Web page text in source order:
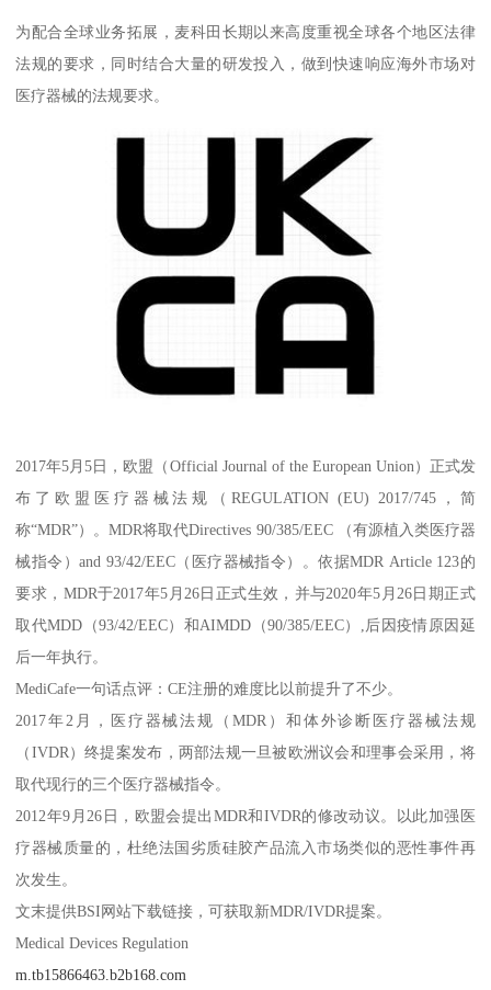
为配合全球业务拓展，麦科田长期以来高度重视全球各个地区法律
法规的要求，同时结合大量的研发投入，做到快速响应海外市场对
医疗器械的法规要求。
2017年5月5日，欧盟（Official Journal of the European Union）正式发
布了欧盟医疗器械法规（REGULATION (EU) 2017/745，简
称“MDR”）。MDR将取代Directives 90/385/EEC （有源植入类医疗器
械指令）and 93/42/EEC（医疗器械指令）。依据MDR Article 123的
要求，MDR于2017年5月26日正式生效，并与2020年5月26日期正式
取代MDD（93/42/EEC）和AIMDD（90/385/EEC）,后因疫情原因延
后一年执行。
MediCafe一句话点评：CE注册的难度比以前提升了不少。
2017年2月，医疗器械法规（MDR）和体外诊断医疗器械法规
（IVDR）终提案发布，两部法规一旦被欧洲议会和理事会采用，将
取代现行的三个医疗器械指令。
2012年9月26日，欧盟会提出MDR和IVDR的修改动议。以此加强医
疗器械质量的，杜绝法国劣质硅胶产品流入市场类似的恶性事件再
次发生。
文末提供BSI网站下载链接，可获取新MDR/IVDR提案。
Medical Devices Regulation
m.tb15866463.b2b168.com